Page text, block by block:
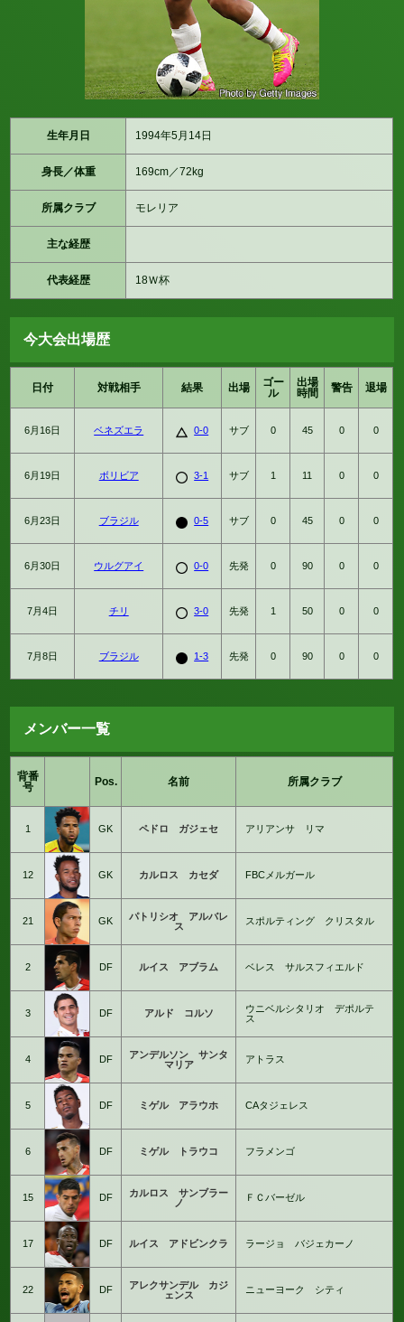
生年月日 1994年5月14日
身長／体重 169cm／72kg
所属クラブ モレリア
主な経歴
代表経歴 18Ｗ杯
今大会出場歴
日付 対戦相手 結果 出場
ゴー
ル
出場
時間
警告 退場
6月16日 ベネズエラ 0-0 サブ 0 45 0 0
6月19日 ボリビア 3-1 サブ 1 11 0 0
6月23日 ブラジル 0-5 サブ 0 45 0 0
6月30日 ウルグアイ 0-0 先発 0 90 0 0
7月4日 チリ 3-0 先発 1 50 0 0
7月8日 ブラジル 1-3 先発 0 90 0 0
メンバー一覧
背番
号
Pos. 名前 所属クラブ
1 GK ペドロ ガジェセ アリアンサ リマ
12 GK カルロス カセダ FBCメルガール
21 GK
パトリシオ アルバレ
ス
スポルティング クリスタル
2 DF ルイス アブラム ベレス サルスフィエルド
3 DF アルド コルソ
ウニベルシタリオ デポルテ
ス
4 DF
アンデルソン サンタ
マリア
アトラス
5 DF ミゲル アラウホ CAタジェレス
6 DF ミゲル トラウコ フラメンゴ
15 DF
カルロス サンブラー
ノ
ＦＣバーゼル
17 DF ルイス アドビンクラ ラージョ バジェカーノ
22 DF
アレクサンデル カジ
ェンス
ニューヨーク シティ